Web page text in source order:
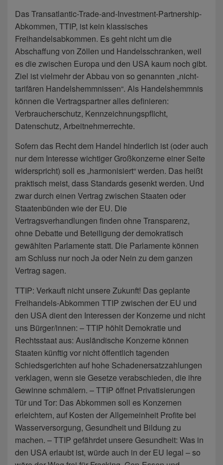
Das Transatlantic-Trade-and-Investment-Partnership-
Abkommen, TTIP, ist kein klassisches
Freihandelsabkommen. Es geht nicht um die
Abschaffung von Zöllen und Handelsschranken, weil
es die zwischen Europa und den USA kaum noch gibt.
Ziel ist vielmehr der Abbau von so genannten „nicht-
tarifären Handelshemmnissen“. Als Handelshemmnis
können die Vertragspartner alles definieren:
Verbraucherschutz, Kennzeichnungspflicht,
Datenschutz, Arbeitnehmerrechte.
Sofern das Recht dem Handel hinderlich ist (oder auch
nur dem Interesse wichtiger Großkonzerne einer Seite
widerspricht) soll es „harmonisiert“ werden. Das heißt
praktisch meist, dass Standards gesenkt werden. Und
zwar durch einen Vertrag zwischen Staaten oder
Staatenbünden wie der EU. Die
Vertragsverhandlungen finden ohne Transparenz,
ohne Debatte und Beteiligung der demokratisch
gewählten Parlamente statt. Die Parlamente können
am Schluss nur noch Ja oder Nein zu dem ganzen
Vertrag sagen.
TTIP: Verkauft nicht unsere Zukunft! Das geplante
Freihandels-Abkommen TTIP zwischen der EU und
den USA dient den Interessen der Konzerne und nicht
uns Bürger/innen: – TTIP höhlt Demokratie und
Rechtsstaat aus: Ausländische Konzerne können
Staaten künftig vor nicht öffentlich tagenden
Schiedsgerichten auf hohe Schadenersatzzahlungen
verklagen, wenn sie Gesetze verabschieden, die ihre
Gewinne schmälern. – TTIP öffnet Privatisierungen
Tür und Tor: Das Abkommen soll es Konzernen
erleichtern, auf Kosten der Allgemeinheit Profite bei
Wasserversorgung, Gesundheit und Bildung zu
machen. – TTIP gefährdet unsere Gesundheit: Was in
den USA erlaubt ist, würde auch in der EU legal – so